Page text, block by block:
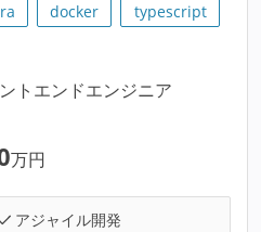
docker
typescript
トエンドエンジニア
万円
アジャイル開発